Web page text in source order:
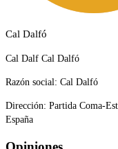
Cal Dalfó
Cal Dalf Cal Dalfó
Razón social: Cal Dalfó
Dirección: Partida Coma-
España